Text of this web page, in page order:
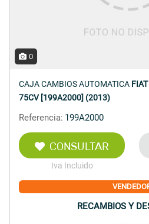
0
CAJA CAMBIOS AUTOMATICA
75CV [199A2000] (2013)
Referencia: 199A2000
CONSULTAR
Iva Incluido
RECAMBIOS Y